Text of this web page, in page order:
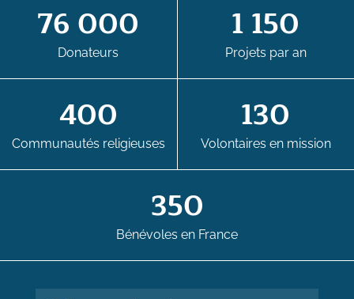
76 000
Donateurs
1 150
Projets par an
400
Communautés religieuses
130
Volontaires en mission
350
Bénévoles en France